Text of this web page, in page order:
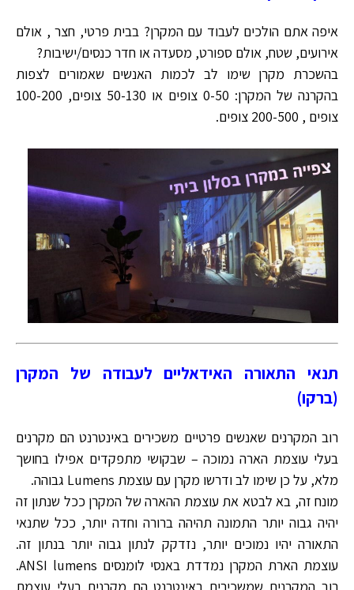
איפה אתם הולכים לעבוד עם המקרן? בבית פרטי, חצר , אולם
אירועים, שטח, אולם ספורט, מסעדה או חדר כנסים/ישיבות?
בהשכרת מקרן שימו לב לכמות האנשים שאמורים לצפות
בהקרנה של המקרן: 0-50 צופים או 50-130 צופים, 100-200
צופים , 200-500 צופים.
תנאי התאורה האידאליים לעבודה של המקרן
(ברקו)
רוב המקרנים שאנשים פרטיים משכירים באינטרנט הם מקרנים
בעלי עוצמת הארה נמוכה – שבקושי מתפקדים אפילו בחושך
מלא, על כן שימו לב ודרשו מקרן עם עוצמת Lumens גבוהה.
מונח זה, בא לבטא את עוצמת ההארה של המקרן ככל שנתון זה
יהיה גבוה יותר התמונה תהיהה ברורה וחדה יותר, ככל שתנאי
התאורה יהיו נמוכים יותר, נזדקק לנתון גבוה יותר בנתון זה.
עוצמת הארת המקרן נמדדת באנסי לומנסים ANSI lumens.